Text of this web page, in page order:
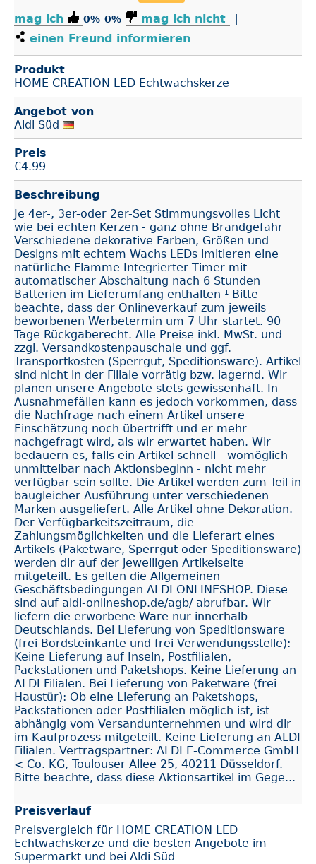
mag ich 0% 0% mag ich nicht
|
einen Freund informieren
Produkt
HOME CREATION LED Echtwachskerze
Angebot von
Aldi Süd
Preis
€4.99
Beschreibung
Je 4er-, 3er-oder 2er-Set Stimmungsvolles Licht
wie bei echten Kerzen - ganz ohne Brandgefahr
Verschiedene dekorative Farben, Größen und
Designs mit echtem Wachs LEDs imitieren eine
natürliche Flamme Integrierter Timer mit
automatischer Abschaltung nach 6 Stunden
Batterien im Lieferumfang enthalten ¹ Bitte
beachte, dass der Onlineverkauf zum jeweils
beworbenen Werbetermin um 7 Uhr startet. 90
Tage Rückgaberecht. Alle Preise inkl. MwSt. und
zzgl. Versandkostenpauschale und ggf.
Transportkosten (Sperrgut, Speditionsware). Artikel
sind nicht in der Filiale vorrätig bzw. lagernd. Wir
planen unsere Angebote stets gewissenhaft. In
Ausnahmefällen kann es jedoch vorkommen, dass
die Nachfrage nach einem Artikel unsere
Einschätzung noch übertrifft und er mehr
nachgefragt wird, als wir erwartet haben. Wir
bedauern es, falls ein Artikel schnell - womöglich
unmittelbar nach Aktionsbeginn - nicht mehr
verfügbar sein sollte. Die Artikel werden zum Teil in
baugleicher Ausführung unter verschiedenen
Marken ausgeliefert. Alle Artikel ohne Dekoration.
Der Verfügbarkeitszeitraum, die
Zahlungsmöglichkeiten und die Lieferart eines
Artikels (Paketware, Sperrgut oder Speditionsware)
werden dir auf der jeweiligen Artikelseite
mitgeteilt. Es gelten die Allgemeinen
Geschäftsbedingungen ALDI ONLINESHOP. Diese
sind auf aldi-onlineshop.de/agb/ abrufbar. Wir
liefern die erworbene Ware nur innerhalb
Deutschlands. Bei Lieferung von Speditionsware
(frei Bordsteinkante und frei Verwendungsstelle):
Keine Lieferung auf Inseln, Postfilialen,
Packstationen und Paketshops. Keine Lieferung an
ALDI Filialen. Bei Lieferung von Paketware (frei
Haustür): Ob eine Lieferung an Paketshops,
Packstationen oder Postfilialen möglich ist, ist
abhängig vom Versandunternehmen und wird dir
im Kaufprozess mitgeteilt. Keine Lieferung an ALDI
Filialen. Vertragspartner: ALDI E-Commerce GmbH
< Co. KG, Toulouser Allee 25, 40211 Düsseldorf.
Bitte beachte, dass diese Aktionsartikel im Gege...
Preisverlauf
Preisvergleich für HOME CREATION LED
Echtwachskerze und die besten Angebote im
Supermarkt und bei Aldi Süd